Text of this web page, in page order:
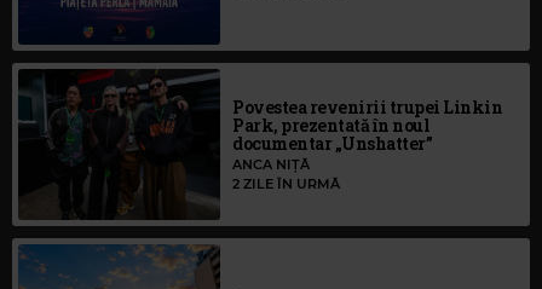
Povestea revenirii trupei Linkin
Park, prezentată în noul
documentar „Unshatter”
ANCA NIȚĂ
2 ZILE ÎN URMĂ